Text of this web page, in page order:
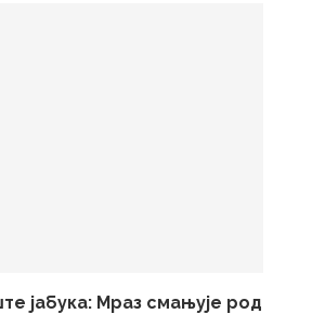
јабука: Мраз смањује род